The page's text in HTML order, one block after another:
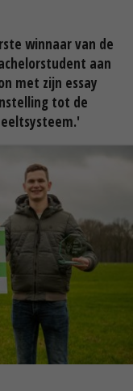
winnaar van de
aan
met zijn essay
tot de